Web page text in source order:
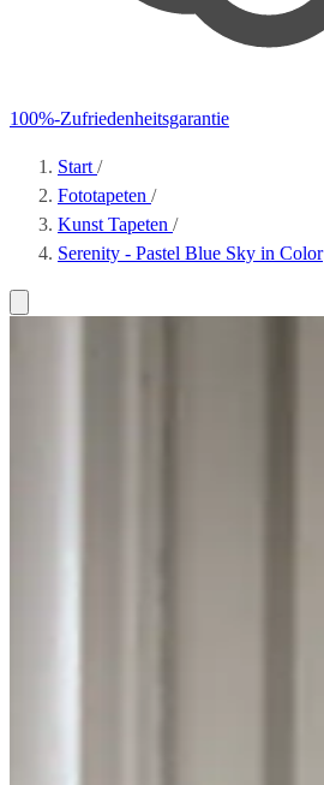
100%-Zufriedenheitsgarantie
Start /
Fototapeten /
Kunst Tapeten /
Serenity - Pastel Blue Sky in Color